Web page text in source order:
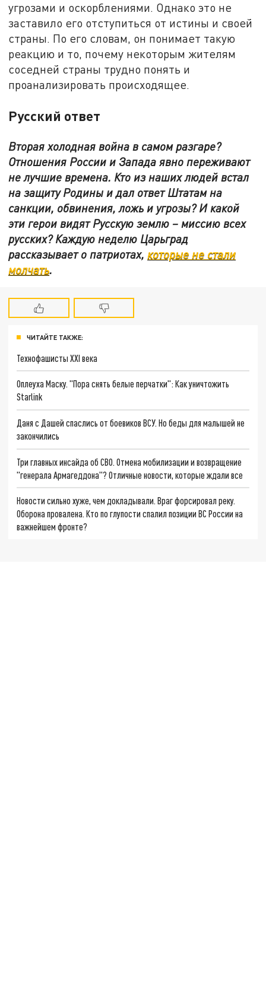
угрозами и оскорблениями. Однако это не
заставило его отступиться от истины и своей
страны. По его словам, он понимает такую
реакцию и то, почему некоторым жителям
соседней страны трудно понять и
проанализировать происходящее.
Русский ответ
Вторая холодная война в самом разгаре?
Отношения России и Запада явно переживают
не лучшие времена. Кто из наших людей встал
на защиту Родины и дал ответ Штатам на
санкции, обвинения, ложь и угрозы? И какой
эти герои видят Русскую землю – миссию всех
русских? Каждую неделю Царьград
рассказывает о патриотах, которые не стали
молчать.
ЧИТАЙТЕ ТАКЖЕ:
Технофашисты XXI века
Оплеуха Маску. "Пора снять белые перчатки": Как уничтожить
Starlink
Даня с Дашей спаслись от боевиков ВСУ. Но беды для малышей не
закончились
Три главных инсайда об СВО. Отмена мобилизации и возвращение
"генерала Армагеддона"? Отличные новости, которые ждали все
Новости сильно хуже, чем докладывали. Враг форсировал реку.
Оборона провалена. Кто по глупости спалил позиции ВС России на
важнейшем фронте?